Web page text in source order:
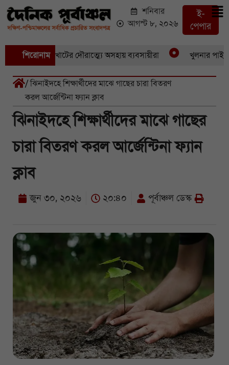
শনিবার
আগস্ট ৮, ২০২৬
ই-
পেপার
শিরোনাম
একচুরি, বখাটের দৌরাত্ম্যে অসহায় ব্যবসায়ীরা খুলনার পাইকারি
/ ঝিনাইদহে শিক্ষার্থীদের মাঝে গাছের চারা বিতরণ
করল আর্জেন্টিনা ফ্যান ক্লাব
ঝিনাইদহে শিক্ষার্থীদের মাঝে গাছের
চারা বিতরণ করল আর্জেন্টিনা ফ্যান
ক্লাব
জুন ৩০, ২০২৬ ২০:৪০ পূর্বাঞ্চল ডেস্ক